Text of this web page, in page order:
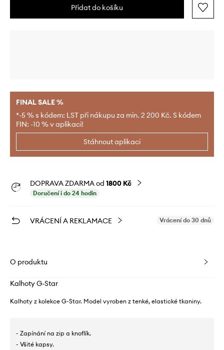
Přidat do košíku
FINAL SALE %
*-5 % s kódem: LST při nákupu za min. 2 200 Kč. S kódem
FIN: -10 % v aplikaci!
Stáhnout aplikaci
DOPRAVA ZDARMA od 1800 Kč
Doručení i do 24 hodin
VRÁCENÍ A REKLAMACE Vrácení do 30 dnů
O produktu
Kalhoty G-Star
Kalhoty z kolekce G-Star. Model vyroben z tenké, elastické tkaniny.
- Zapínání na zip a knoflík.
- Všité kapsy.